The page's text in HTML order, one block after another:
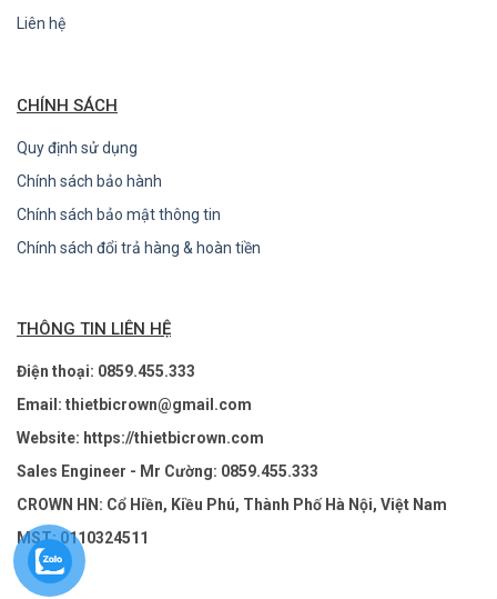
Liên hệ
CHÍNH SÁCH
Quy định sử dụng
Chính sách bảo hành
Chính sách bảo mật thông tin
Chính sách đổi trả hàng & hoàn tiền
THÔNG TIN LIÊN HỆ
Điện thoại: 0859.455.333
Email: thietbicrown@gmail.com
Website: https://thietbicrown.com
Sales Engineer - Mr Cường: 0859.455.333
CROWN HN: Cổ Hiền, Kiều Phú, Thành Phố Hà Nội, Việt Nam
MST: 0110324511